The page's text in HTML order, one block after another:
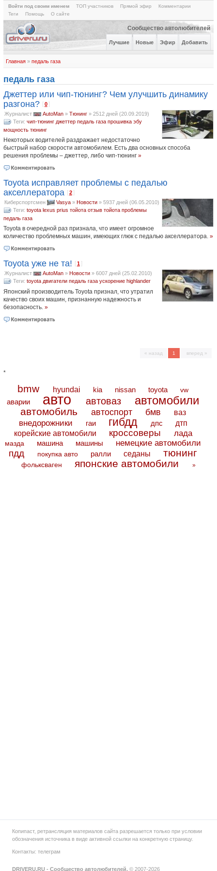
Войти под своим именем ТОП участников Прямой эфир
Комментарии
Теги
Помощь О сайте
Сообщество автолюбителей
Лучшие Новые Эфир Добавить
Главная» педаль газа
педаль газа
Джеттер или чип-тюнинг? Чем улучшить динамику
разгона? [0
Журналист AutoMan» Тюнинг» 2512 дней (20.09.2019)
Теги: чип-тюнинг джеттер педаль газа прошивка эбу
мощность тюнинг
Некоторых водителей раздражает недостаточно
быстрый набор скорости автомобилем. Есть два основных способа
решения проблемы – джеттер, либо чип-тюнинг »
Toyota исправляет проблемы с педалью
акселлератора [2
Киберспортсмен Vasya» Новости» 5937 дней (06.05.2010)
Теги: toyota lexus prius тойота отзыв тойота проблемы
педаль газа
Toyota в очередной раз признала, что имеет огромное
количество проблемных машин, имеющих глюк с педалью акселлератора. »
Toyota уже не та! [1
Журналист AutoMan» Новости» 6007 дней (25.02.2010)
Теги: toyota двигатели педаль газа ускорение highlander
Японский производитель Toyota признал, что утратил
качество своих машин, признанную надежность и
безопасность. »
« назад 1 вперед »
*
bmw hyundai kia nissan toyota vw
аварии авто автоваз автомобили
автомобиль автоспорт бмв ваз
внедорожники гаи гибдд дпс дтп
корейские автомобили кроссоверы лада
мазда машина машины немецкие автомобили
пдд покупка авто ралли седаны тюнинг
фольксваген японские автомобили »
Копипаст, ретрансляция материалов сайта разрешается только при условии
обозначения источника в виде активной ссылки на конкретную страницу.
Контакты: телеграм
DRIVERU.RU - Сообщество автолюбителей. © 2007-2026